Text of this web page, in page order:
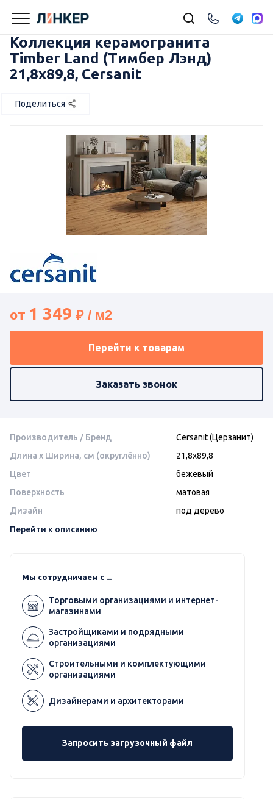
Коллекция керамогранита
Timber Land (Тимбер Лэнд)
21,8х89,8, Cersanit
Поделиться
от 1 349
Перейти к товарам
Заказать звонок
Производитель / Бренд
Cersanit (Церзанит)
Длина x Ширина, см (округлённо)
21,8х89,8
Цвет
бежевый
Поверхность
матовая
Дизайн
под дерево
Перейти к описанию
Мы сотрудничаем с ...
Торговыми организациями и интернет-
магазинами
Застройщиками и подрядными
организациями
Строительными и комплектующими
организациями
Дизайнерами и архитекторами
Запросить загрузочный файл